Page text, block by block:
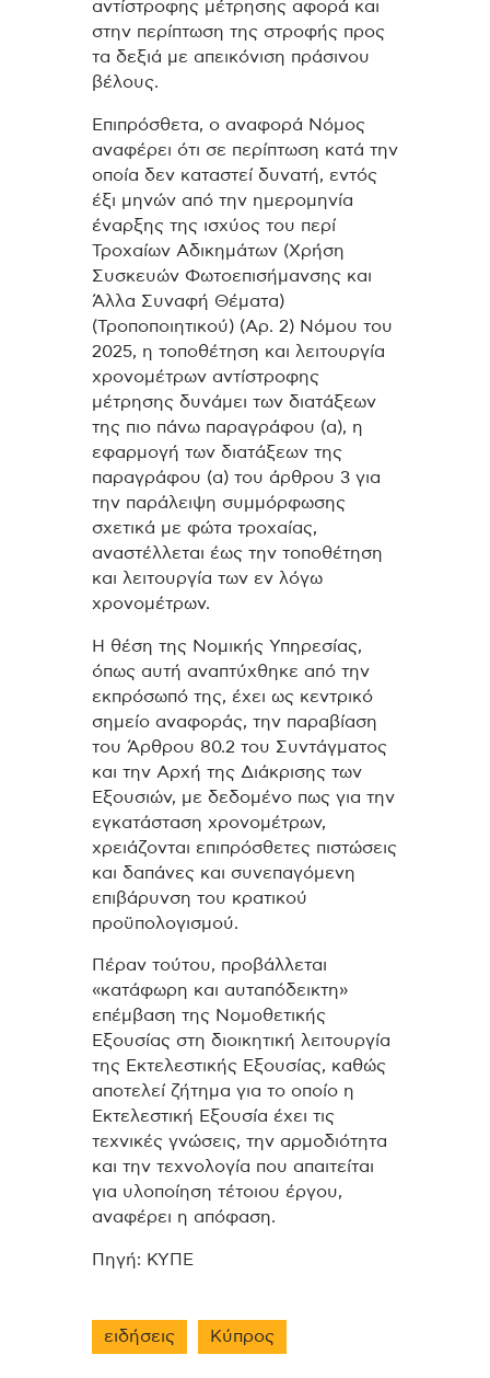
αντίστροφης μέτρησης αφορά και
στην περίπτωση της στροφής προς
τα δεξιά με απεικόνιση πράσινου
βέλους.
Επιπρόσθετα, ο αναφορά Νόμος
αναφέρει ότι σε περίπτωση κατά την
οποία δεν καταστεί δυνατή, εντός
έξι μηνών από την ημερομηνία
έναρξης της ισχύος του περί
Τροχαίων Αδικημάτων (Χρήση
Συσκευών Φωτοεπισήμανσης και
Άλλα Συναφή Θέματα)
(Τροποποιητικού) (Αρ. 2) Νόμου του
2025, η τοποθέτηση και λειτουργία
χρονομέτρων αντίστροφης
μέτρησης δυνάμει των διατάξεων
της πιο πάνω παραγράφου (α), η
εφαρμογή των διατάξεων της
παραγράφου (α) του άρθρου 3 για
την παράλειψη συμμόρφωσης
σχετικά με φώτα τροχαίας,
αναστέλλεται έως την τοποθέτηση
και λειτουργία των εν λόγω
χρονομέτρων.
Η θέση της Νομικής Υπηρεσίας,
όπως αυτή αναπτύχθηκε από την
εκπρόσωπό της, έχει ως κεντρικό
σημείο αναφοράς, την παραβίαση
του Άρθρου 80.2 του Συντάγματος
και την Αρχή της Διάκρισης των
Εξουσιών, με δεδομένο πως για την
εγκατάσταση χρονομέτρων,
χρειάζονται επιπρόσθετες πιστώσεις
και δαπάνες και συνεπαγόμενη
επιβάρυνση του κρατικού
προϋπολογισμού.
Πέραν τούτου, προβάλλεται
«κατάφωρη και αυταπόδεικτη»
επέμβαση της Νομοθετικής
Εξουσίας στη διοικητική λειτουργία
της Εκτελεστικής Εξουσίας, καθώς
αποτελεί ζήτημα για το οποίο η
Εκτελεστική Εξουσία έχει τις
τεχνικές γνώσεις, την αρμοδιότητα
και την τεχνολογία που απαιτείται
για υλοποίηση τέτοιου έργου,
αναφέρει η απόφαση.
Πηγή: ΚΥΠΕ
ειδήσεις Κύπρος